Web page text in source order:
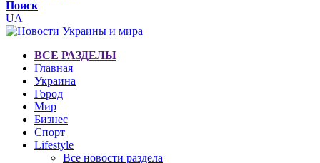
Поиск
UA
ВСЕ РАЗДЕЛЫ
Главная
Украина
Город
Мир
Бизнес
Спорт
Lifestyle
Все новости раздела